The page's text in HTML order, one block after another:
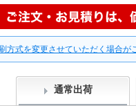
方式を変更させていただく場合が
通常出荷